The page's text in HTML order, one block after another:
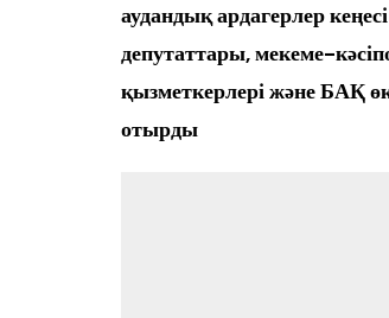
аудандық ардагерлер
депутаттары, мекеме-
қызметкерлері және БАҚ
отырды